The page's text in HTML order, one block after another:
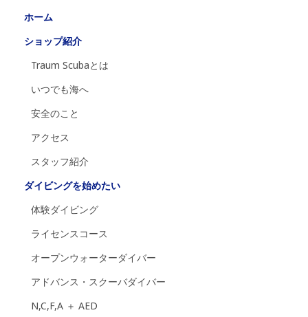
ホーム
ショップ紹介
Traum Scubaとは
いつでも海へ
安全のこと
アクセス
スタッフ紹介
ダイビングを始めたい
体験ダイビング
ライセンスコース
オープンウォーターダイバー
アドバンス・スクーバダイバー
N,C,F,A ＋ AED